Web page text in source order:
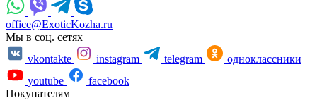
office@ExoticKozha.ru
Мы в соц. сетях
vkontakte
instagram telegram
одноклассники
youtube
facebook
Покупателям